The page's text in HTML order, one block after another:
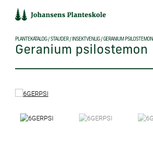
indholdet
PLANTEKATALOG/STAUDER/ INSEKTVENLIG/GERANIUM PSILOSTEMON
Geranium psilostemon